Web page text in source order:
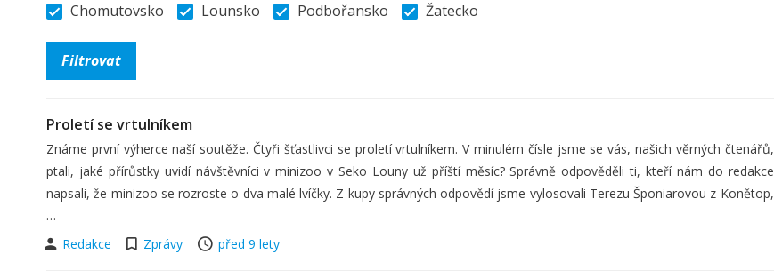
Chomutovsko
Lounsko Podbořansko Žatecko
Proletí se vrtulníkem
Známe první výherce naší soutěže. Čtyři šťastlivci se proletí vrtulníkem. V minulém čísle jsme se vás, našich věrných čtenářů,
ptali, jaké přírůstky uvidí návštěvníci v minizoo v Seko Louny už příští měsíc? Správně odpověděli ti, kteří nám do redakce
napsali, že minizoo se rozroste o dva malé lvíčky. Z kupy správných odpovědí jsme vylosovali Terezu Šponiarovou z Konětop,
…
Redakce
Zprávy před 9 lety